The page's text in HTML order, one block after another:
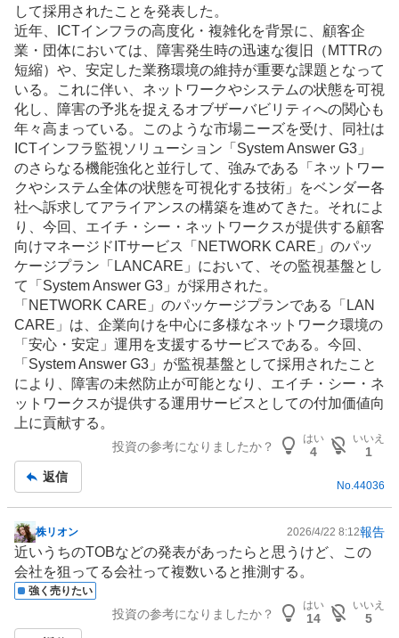
して採用されたことを発表した。
近年、ICTインフラの高度化・複雑化を背景に、顧客企
業・団体においては、障害発生時の迅速な復旧（MTTRの
短縮）や、安定した業務環境の維持が重要な課題となって
いる。これに伴い、ネットワークやシステムの状態を可視
化し、障害の予兆を捉えるオブザーバビリティへの関心も
年々高まっている。このような市場ニーズを受け、同社は
ICTインフラ監視ソリューション「System Answer G3」
のさらなる機能強化と並行して、強みである「ネットワー
クやシステム全体の状態を可視化する技術」をベンダー各
社へ訴求してアライアンスの構築を進めてきた。それによ
り、今回、エイチ・シー・ネットワークスが提供する顧客
向けマネージドITサービス「NETWORK CARE」のパッ
ケージプラン「LANCARE」において、その監視基盤とし
て「System Answer G3」が採用された。
「NETWORK CARE」のパッケージプランである「LAN
CARE」は、企業向けを中心に多様なネットワーク環境の
「安心・安定」運用を支援するサービスである。今回、
「System Answer G3」が監視基盤として採用されたこと
により、障害の未然防止が可能となり、エイチ・シー・ネ
ットワークスが提供する運用サービスとしての付加価値向
上に貢献する。
投資の参考になりましたか？
はい
4
いいえ
1
返信
No.44036
掲
示
板
記
株リオン 2026/4/22 8:12報告
近いうちのTOBなどの発表があったらと思うけど、この
会社を狙ってる会社って複数いると推測する。
強く売りたい
投資の参考になりましたか？
はい
14
いいえ
5